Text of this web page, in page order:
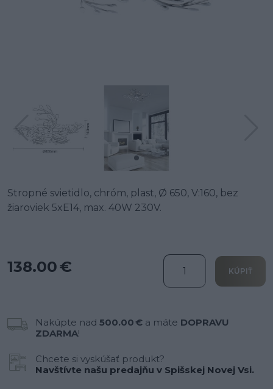
Stropné svietidlo, chróm, plast, Ø 650, V:160, bez
žiaroviek 5xE14, max. 40W 230V.
138.00 € KÚPIŤ
Nakúpte nad 500.00 € a máte DOPRAVU
ZDARMA!
Chcete si vyskúšať produkt?
Navštívte našu predajňu v Spišskej Novej Vsi.